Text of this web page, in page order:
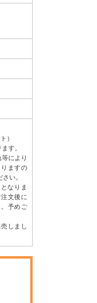
）
す。
により
ますの
い。
なりま
文後に
予めご
しまし